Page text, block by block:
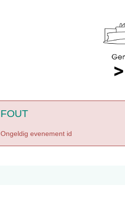
FOUT
Ongeldig evenement id